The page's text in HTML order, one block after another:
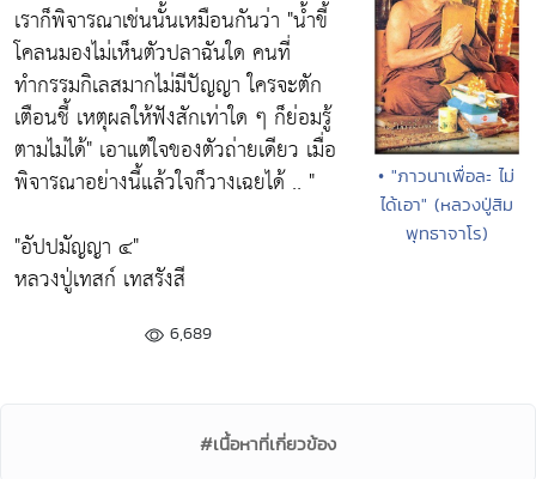
เราก็พิจารณาเช่นนั้นเหมือนกันว่า "น้ำขี้
โคลนมองไม่เห็นตัวปลาฉันใด คนที่
ทำกรรมกิเลสมากไม่มีปัญญา ใครจะตัก
เตือนชี้ เหตุผลให้ฟังสักเท่าใด ๆ ก็ย่อมรู้
ตามไม่ได้" เอาแต่ใจของตัวถ่ายเดียว เมื่อ
พิจารณาอย่างนี้แล้วใจก็วางเฉยได้ .. "
"อัปปมัญญา ๔"
หลวงปู่เทสก์ เทสรังสี
6,689
• "ภาวนาเพื่อละ ไม่
ได้เอา" (หลวงปู่สิม
พุทธาจาโร)
#เนื้อหาที่เกี่ยวข้อง